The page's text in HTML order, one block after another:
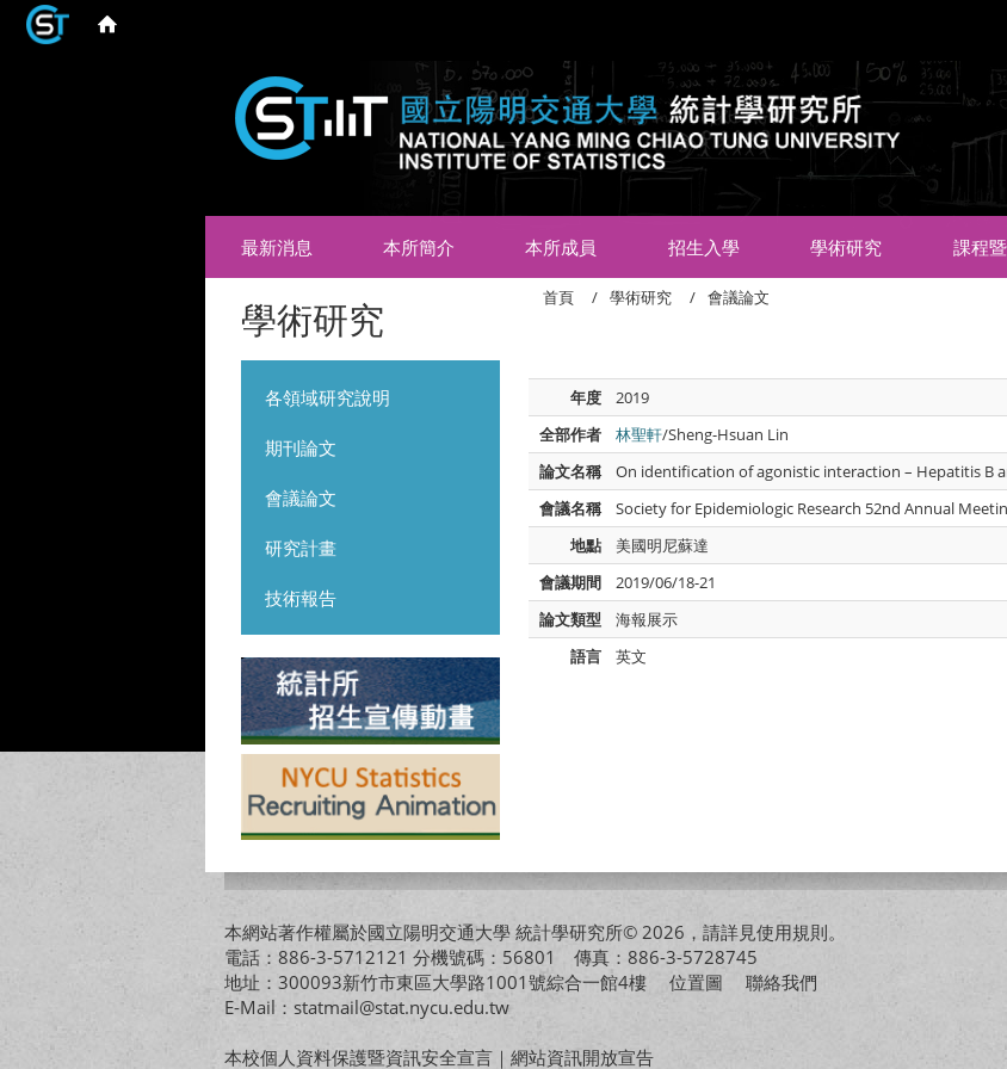
最新消息 本所簡介 本所成員 招生入學 學術研究 課程
學術研究
各領域研究說明
期刊論文
會議論文
研究計畫
技術報告
首頁 學術研究 會議論文
年度
2019
全部作者
林聖軒/Sheng-Hsuan Lin
論文名稱
On identification of agonistic interaction – Hepatitis B
會議名稱
Society for Epidemiologic Research 52nd Annual
地點
美國明尼蘇達
會議期間
2019/06/18-21
論文類型
海報展示
語言
英文
本網站著作權屬於國立陽明交通大學 統計學研究所© 2026，請詳見使用規則。
電話：886-3-5712121 分機號碼：56801 傳真：886-3-5728745
地址：300093新竹市東區大學路1001號綜合一館4樓 位置圖
聯絡我們
E-Mail：statmail@stat.nycu.edu.tw
本校個人資料保護暨資訊安全宣言 ｜ 網站資訊開放宣告